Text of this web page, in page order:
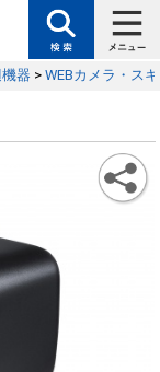
器 > WEBカメラ・ス